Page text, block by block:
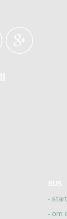
BUS
start
om